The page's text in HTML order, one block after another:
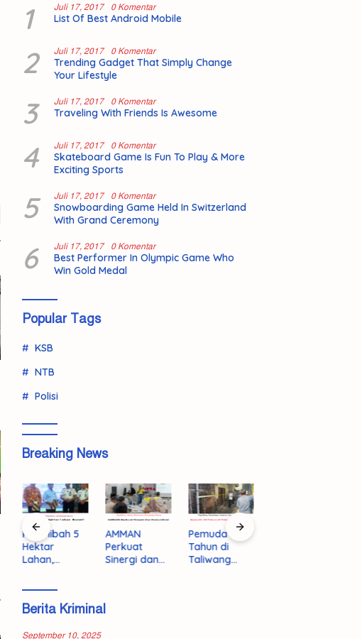
1 Juli 17, 2017 0 Komentar
List Of Best Android Mobile
2 Juli 17, 2017 0 Komentar
Trending Gadget That Simply Change
Your Lifestyle
3 Juli 17, 2017 0 Komentar
Traveling With Friends Is Awesome
4 Juli 17, 2017 0 Komentar
Skateboard Game Is Fun To Play & More
Exciting Sports
5 Juli 17, 2017 0 Komentar
Snowboarding Game Held In Switzerland
With Grand Ceremony
6 Juli 17, 2017 0 Komentar
Best Performer In Olympic Game Who
Win Gold Medal
Popular Tags
KSB
NTB
Polisi
Breaking News
KSB Hibah 5
Hektar
Lahan,
Dibangun
AMMAN
Perkuat
Sinergi dan
Masyarakat
Pemuda 19
Tahun di
Taliwang
Berita Kriminal
September 10, 2025